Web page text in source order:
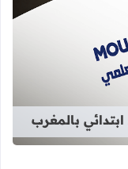
عن سور القرآن الكريم
بالمغرب